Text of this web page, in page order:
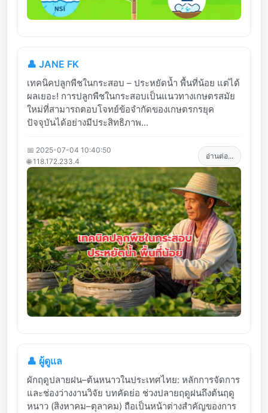
👤 JANE FK
เทคนิคปลูกพืชในกระสอบ – ประหยัดน้ำ พื้นที่น้อย แต่ได้
ผลเยอะ! การปลูกพืชในกระสอบเป็นแนวทางเกษตรสมัย
ใหม่ที่สามารถตอบโจทย์ข้อจำกัดของเกษตรกรยุค
ปัจจุบันได้อย่างมีประสิทธิภาพ...
📅 2025-07-04 10:40:50
🌐 118.172.233.4
อ่านต่อ...
👤 ผู้ดูแล
ผักฤดูปลายฝน–ต้นหนาวในประเทศไทย: หลักการจัดการ
และช่องว่างงานวิจัย บทคัดย่อ ช่วงปลายฤดูฝนถึงต้นฤดู
หนาว (สิงหาคม–ตุลาคม) ถือเป็นหน้าต่างสำคัญของการ